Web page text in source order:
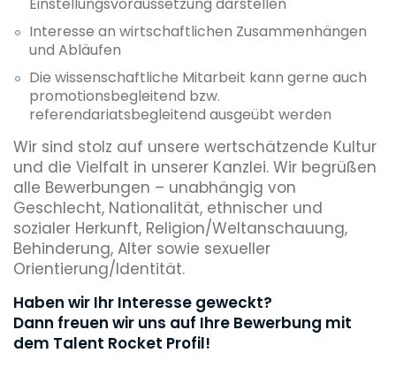
Interesse an wirtschaftlichen Zusammenhängen
und Abläufen
Die wissenschaftliche Mitarbeit kann gerne auch
promotionsbegleitend bzw.
referendariatsbegleitend ausgeübt werden
Wir sind stolz auf unsere wertschätzende Kultur
und die Vielfalt in unserer Kanzlei. Wir begrüßen
alle Bewerbungen – unabhängig von
Geschlecht, Nationalität, ethnischer und
sozialer Herkunft, Religion/Weltanschauung,
Behinderung, Alter sowie sexueller
Orientierung/Identität.
Haben wir Ihr Interesse geweckt?
Dann freuen wir uns auf Ihre Bewerbung mit
dem Talent Rocket Profil!